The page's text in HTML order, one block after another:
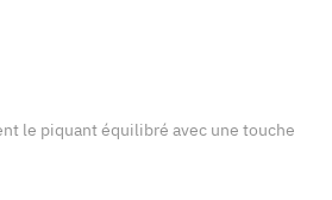
le piquant équilibré avec une touche